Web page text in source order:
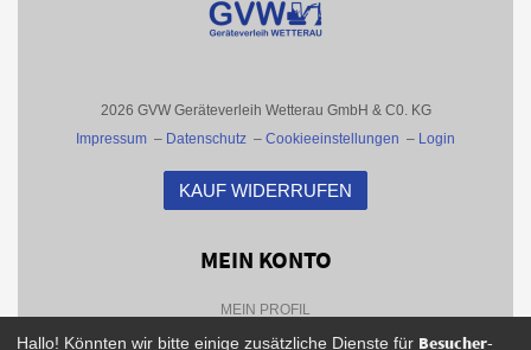
2026 GVW Geräteverleih Wetterau GmbH & C0. KG
Impressum – Datenschutz – Cookieeinstellungen – Login
KAUF WIDERRUFEN
MEIN KONTO
MEIN PROFIL
BESTELLHISTORIE
Hallo! Könnten wir bitte einige zusätzliche Dienste für Besucher-